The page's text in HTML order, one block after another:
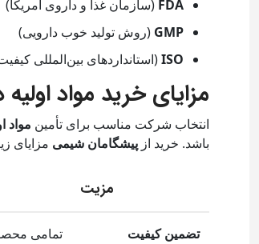
FDA (سازمان غذا و داروی آمریکا)
GMP (روش تولید خوب دارویی)
ISO(استانداردهای بین‌المللی
مزایای خرید مواد
انتخاب شرکت مناسب برای تأمین مواد
باشد. خرید از پیشگامان شیمی مزایای
مزیت
تضمین کیفیت تمامی